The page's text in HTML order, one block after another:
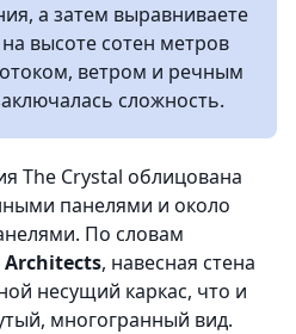
а затем выравниваете
высоте сотен метров
ветром и речным
сложность.
The Crystal облицована
панелями и около
По словам
Architects, навесная стена
несущий каркас, что и
многогранный вид.